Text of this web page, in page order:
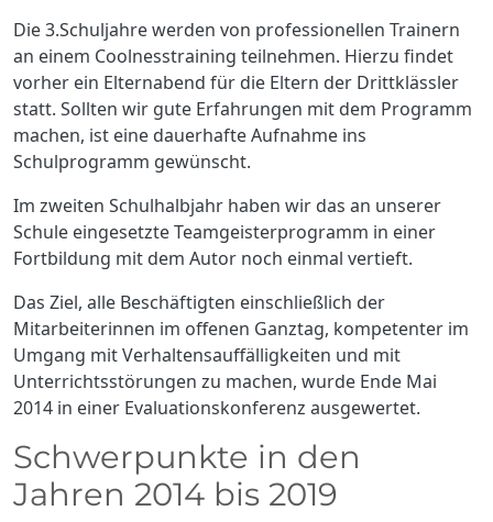
Die 3.Schuljahre werden von professionellen Trainern
an einem Coolnesstraining teilnehmen. Hierzu findet
vorher ein Elternabend für die Eltern der Drittklässler
statt. Sollten wir gute Erfahrungen mit dem Programm
machen, ist eine dauerhafte Aufnahme ins
Schulprogramm gewünscht.
Im zweiten Schulhalbjahr haben wir das an unserer
Schule eingesetzte Teamgeisterprogramm in einer
Fortbildung mit dem Autor noch einmal vertieft.
Das Ziel, alle Beschäftigten einschließlich der
Mitarbeiterinnen im offenen Ganztag, kompetenter im
Umgang mit Verhaltensauffälligkeiten und mit
Unterrichtsstörungen zu machen, wurde Ende Mai
2014 in einer Evaluationskonferenz ausgewertet.
Schwerpunkte in den
Jahren 2014 bis 2019